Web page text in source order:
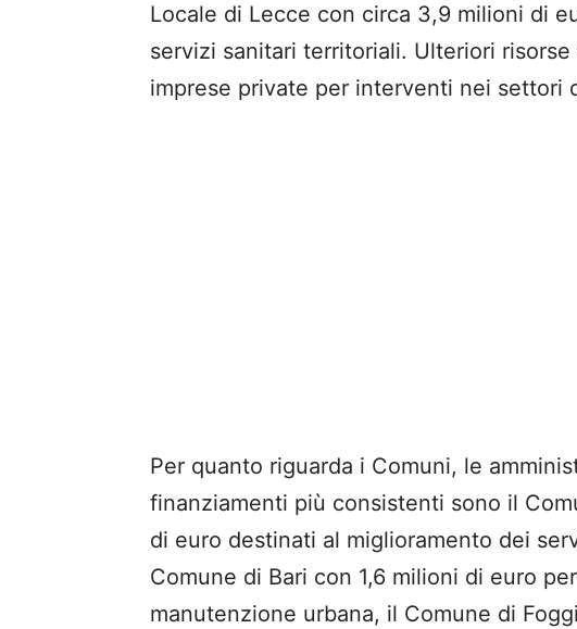
Locale di Lecce con circa 3,9 milioni di
servizi sanitari territoriali. Ulteriori
imprese private per interventi nei settori
Per quanto riguarda i Comuni, le
finanziamenti più consistenti sono il
di euro destinati al miglioramento dei
Comune di Bari con 1,6 milioni di euro
manutenzione urbana, il Comune di